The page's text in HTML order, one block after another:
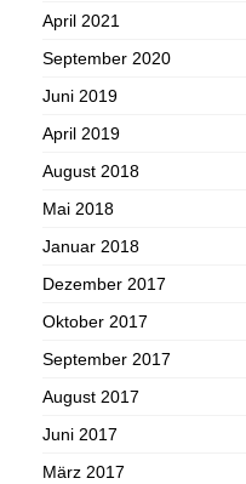
April 2021
September 2020
Juni 2019
April 2019
August 2018
Mai 2018
Januar 2018
Dezember 2017
Oktober 2017
September 2017
August 2017
Juni 2017
März 2017